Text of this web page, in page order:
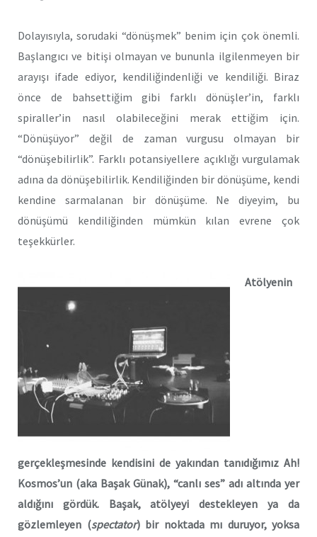
Dolayısıyla, sorudaki “dönüşmek” benim için çok önemli.
Başlangıcı ve bitişi olmayan ve bununla ilgilenmeyen bir
arayışı ifade ediyor, kendiliğindenliği ve kendiliği. Biraz
önce de bahsettiğim gibi farklı dönüşler’in, farklı
spiraller’in nasıl olabileceğini merak ettiğim için.
“Dönüşüyor” değil de zaman vurgusu olmayan bir
“dönüşebilirlik”. Farklı potansiyellere açıklığı vurgulamak
adına da dönüşebilirlik. Kendiliğinden bir dönüşüme, kendi
kendine sarmalanan bir dönüşüme. Ne diyeyim, bu
dönüşümü kendiliğinden mümkün kılan evrene çok
teşekkürler.
Atölyenin
gerçekleşmesinde kendisini de yakından tanıdığımız Ah!
Kosmos’un (aka Başak Günak), “canlı ses” adı altında yer
aldığını gördük. Başak, atölyeyi destekleyen ya da
gözlemleyen (spectator) bir noktada mı duruyor, yoksa